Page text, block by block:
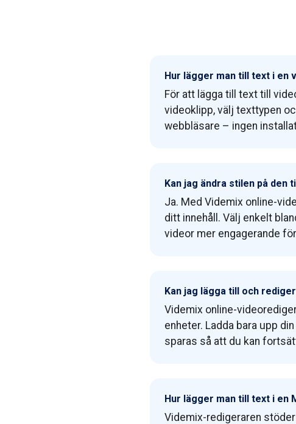
Hur lägger man till text i en
För att lägga till text till
videoklipp, välj texttypen
webbläsare – ingen
Kan jag ändra stilen på den
Ja. Med Videmix online-
ditt innehåll. Välj enkelt
videor mer engagerande
Kan jag lägga till och
Videmix online-
enheter. Ladda bara upp
sparas så att du kan
Hur lägger man till text i en
Videmix-redigeraren